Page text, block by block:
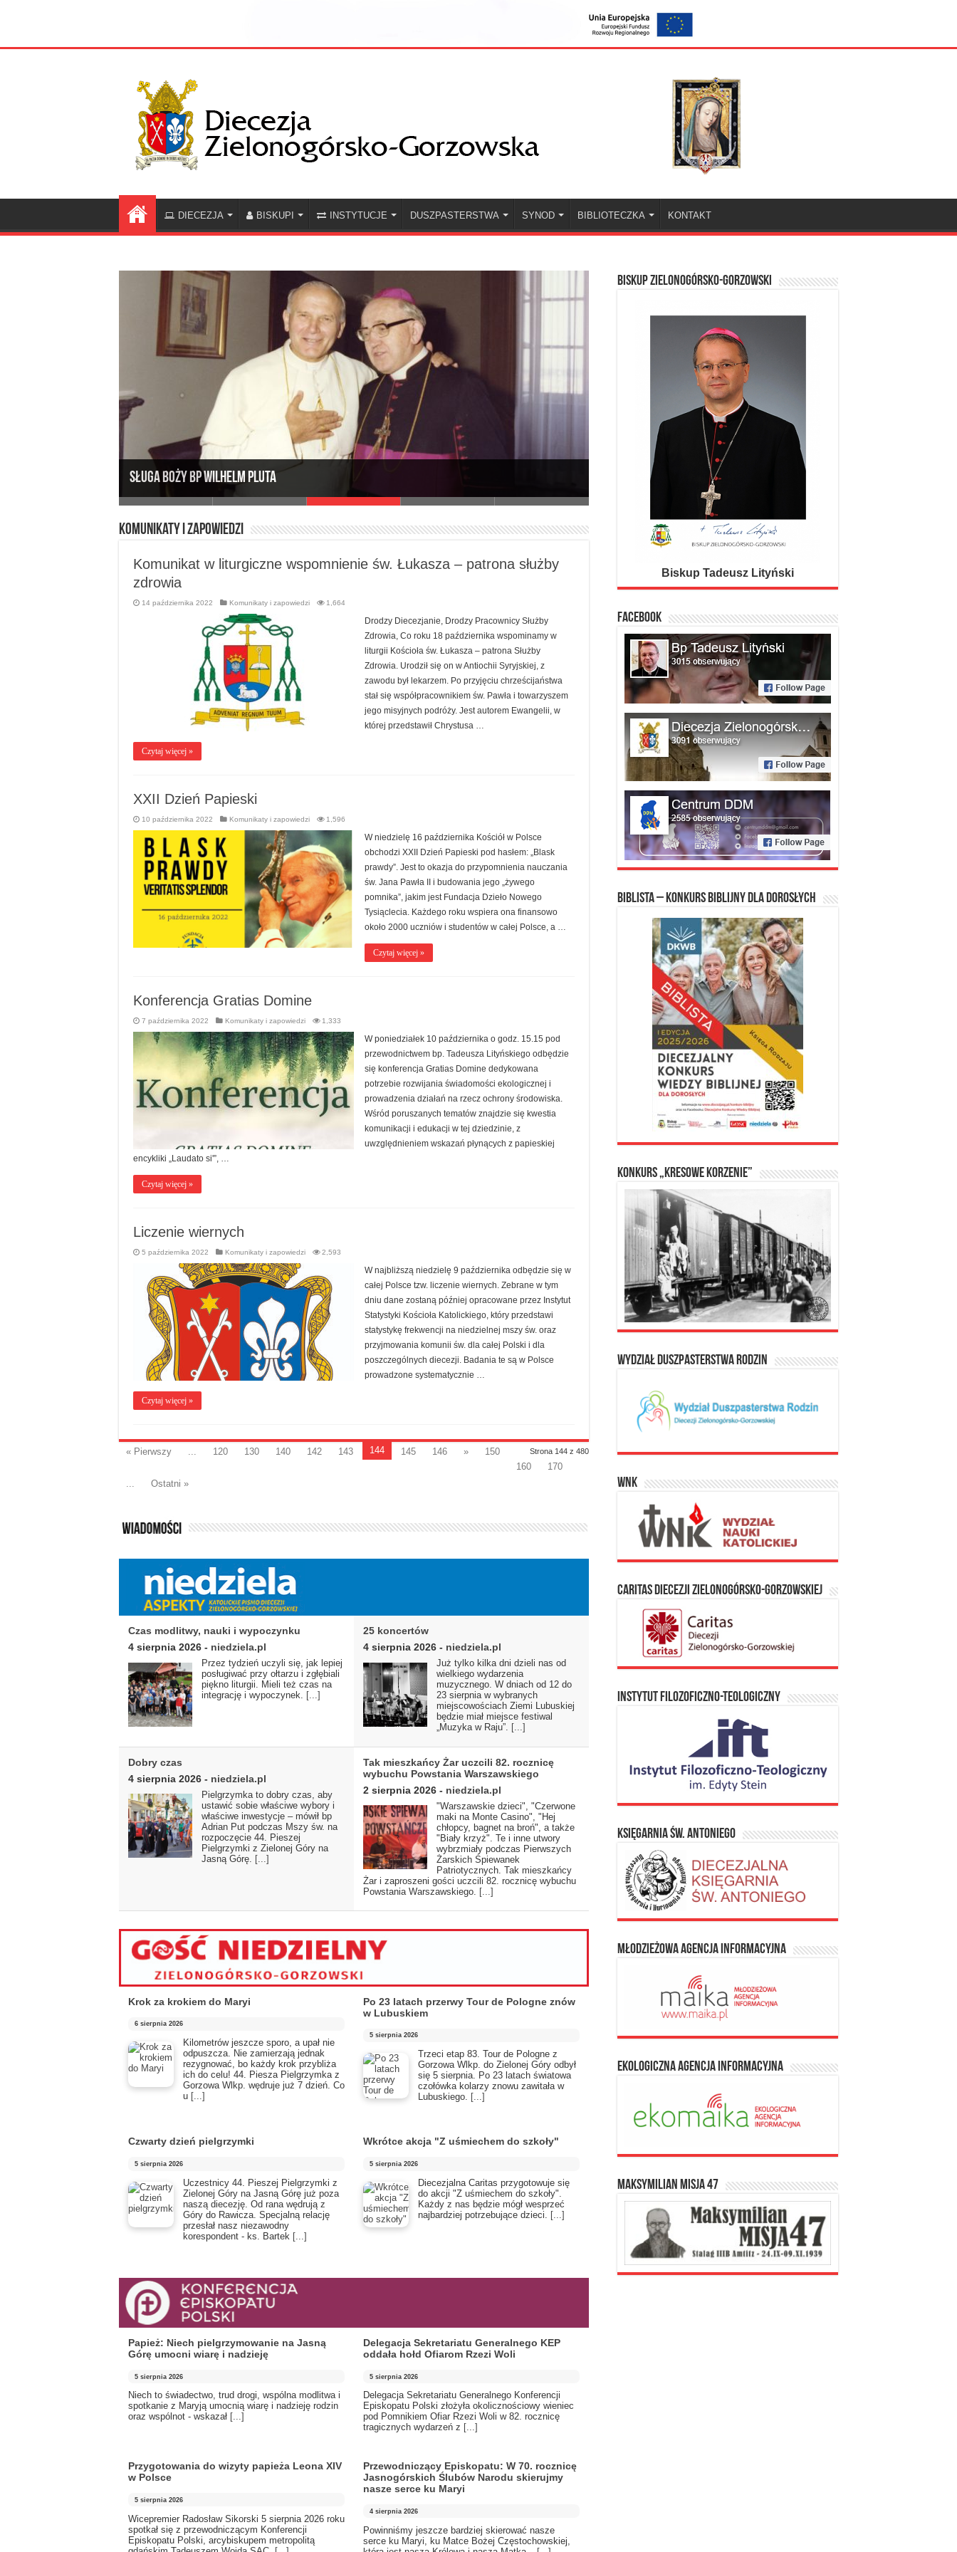
DIECEZJA BISKUPI INSTYTUCJE DUSZPASTERSTWA SYNOD BIBLIOTECZKA KONTAKT
I Synod Diecezji Zielonogórsko-Gorzowskiej
DA PACEM DOMINE IN DIEBUS NOSTRIS
Komunikaty i zapowiedzi
Komunikat w liturgiczne wspomnienie św. Łukasza – patrona służby
zdrowia
14 października 2022 Komunikaty i zapowiedzi 1,664
Drodzy Diecezjanie, Drodzy Pracownicy Służby
Zdrowia, Co roku 18 października wspominamy w
liturgii Kościoła św. Łukasza – patrona Służby
Zdrowia. Urodził się on w Antiochii Syryjskiej, z
zawodu był lekarzem. Po przyjęciu chrześcijaństwa
stał się współpracownikiem św. Pawła i towarzyszem
jego misyjnych podróży. Jest autorem Ewangelii, w
której przedstawił Chrystusa …
Czytaj więcej »
XXII Dzień Papieski
10 października 2022 Komunikaty i zapowiedzi 1,596
W niedzielę 16 października Kościół w Polsce
obchodzi XXII Dzień Papieski pod hasłem: „Blask
prawdy”. Jest to okazja do przypomnienia nauczania
św. Jana Pawła II i budowania jego „żywego
pomnika”, jakim jest Fundacja Dzieło Nowego
Tysiąclecia. Każdego roku wspiera ona finansowo
około 2000 uczniów i studentów w całej Polsce, a …
Czytaj więcej »
Konferencja Gratias Domine
7 października 2022 Komunikaty i zapowiedzi 1,333
W poniedziałek 10 października o godz. 15.15 pod
przewodnictwem bp. Tadeusza Lityńskiego odbędzie
się konferencja Gratias Domine dedykowana
potrzebie rozwijania świadomości ekologicznej i
prowadzenia działań na rzecz ochrony środowiska.
Wśród poruszanych tematów znajdzie się kwestia
komunikacji i edukacji w tej dziedzinie, z
uwzględnieniem wskazań płynących z papieskiej
encykliki „Laudato si'”, …
Czytaj więcej »
Liczenie wiernych
5 października 2022 Komunikaty i zapowiedzi 2,593
W najbliższą niedzielę 9 października odbędzie się w
całej Polsce tzw. liczenie wiernych. Zebrane w tym
dniu dane zostaną później opracowane przez Instytut
Statystyki Kościoła Katolickiego, który przedstawi
statystykę frekwencji na niedzielnej mszy św. oraz
przyjmowania komunii św. dla całej Polski i dla
poszczególnych diecezji. Badania te są w Polsce
prowadzone systematycznie …
Czytaj więcej »
Strona 144 z 480
« Pierwszy ... 120 130 140 142 143 144 145 146 »
150
160
170
...
Ostatni »
Czas modlitwy, nauki i wypoczynku
4 sierpnia 2026 - niedziela.pl
Przez tydzień uczyli się, jak lepiej
posługiwać przy ołtarzu i zgłębiali
piękno liturgii. Mieli też czas na
integrację i wypoczynek. [...]
25 koncertów
4 sierpnia 2026 - niedziela.pl
Już tylko kilka dni dzieli nas od
wielkiego wydarzenia
muzycznego. W dniach od 12 do
23 sierpnia w wybranych
miejscowościach Ziemi Lubuskiej
będzie miał miejsce festiwal
„Muzyka w Raju”. [...]
Dobry czas
4 sierpnia 2026 - niedziela.pl
Pielgrzymka to dobry czas, aby
ustawić sobie właściwe wybory i
właściwe inwestycje – mówił bp
Adrian Put podczas Mszy św. na
rozpoczęcie 44. Pieszej
Pielgrzymki z Zielonej Góry na
Jasną Górę. [...]
Tak mieszkańcy Żar uczcili 82. rocznicę
wybuchu Powstania Warszawskiego
2 sierpnia 2026 - niedziela.pl
"Warszawskie dzieci", "Czerwone
maki na Monte Casino", "Hej
chłopcy, bagnet na broń", a także
"Biały krzyż". Te i inne utwory
wybrzmiały podczas Pierwszych
Żarskich Śpiewanek
Patriotycznych. Tak mieszkańcy
Żar i zaproszeni gości uczcili 82. rocznicę wybuchu
Powstania Warszawskiego. [...]
Krok za krokiem do Maryi
6 sierpnia 2026
Kilometrów jeszcze sporo, a upał nie
odpuszcza. Nie zamierzają jednak
rezygnować, bo każdy krok przybliża
ich do celu! 44. Piesza Pielgrzymka z
Gorzowa Wlkp. wędruje już 7 dzień. Co
u [...]
Po 23 latach przerwy Tour de Pologne znów
w Lubuskiem
5 sierpnia 2026
Trzeci etap 83. Tour de Pologne z
Gorzowa Wlkp. do Zielonej Góry odbył
się 5 sierpnia. Po 23 latach światowa
czołówka kolarzy znowu zawitała w
Lubuskiego.
[...]
Czwarty dzień pielgrzymki
5 sierpnia 2026
Uczestnicy 44. Pieszej Pielgrzymki z
Zielonej Góry na Jasną Górę już poza
naszą diecezję. Od rana wędrują z
Góry do Rawicza. Specjalną relację
przesłał nasz niezawodny
korespondent - ks. Bartek [...]
Wkrótce akcja "Z uśmiechem do szkoły"
5 sierpnia 2026
Diecezjalna Caritas przygotowuje się
do akcji "Z uśmiechem do szkoły".
Każdy z nas będzie mógł wesprzeć
najbardziej potrzebujące dzieci. [...]
Papież: Niech pielgrzymowanie na Jasną
Górę umocni wiarę i nadzieję
5 sierpnia 2026
Niech to świadectwo, trud drogi, wspólna modlitwa i
spotkanie z Maryją umocnią wiarę i nadzieję rodzin
oraz wspólnot - wskazał [...]
Delegacja Sekretariatu Generalnego KEP
oddała hołd Ofiarom Rzezi Woli
5 sierpnia 2026
Delegacja Sekretariatu Generalnego Konferencji
Episkopatu Polski złożyła okolicznościowy wieniec
pod Pomnikiem Ofiar Rzezi Woli w 82. rocznicę
tragicznych wydarzeń z [...]
Przygotowania do wizyty papieża Leona XIV
w Polsce
5 sierpnia 2026
Wicepremier Radosław Sikorski 5 sierpnia 2026 roku
spotkał się z przewodniczącym Konferencji
Episkopatu Polski, arcybiskupem metropolitą
Przewodniczący Episkopatu: W 70. rocznicę
Jasnogórskich Ślubów Narodu skierujmy
nasze serce ku Maryi
4 sierpnia 2026
Powinniśmy jeszcze bardziej skierować nasze
serce ku Maryi, ku Matce Bożej Częstochowskiej,
BISKUP ZIELONOGÓRSKO-GORZOWSKI
Biskup Tadeusz Lityński
FACEBOOK
Biblista – konkurs biblijny dla dorosłych
Konkurs „Kresowe Korzenie”
Wydział Duszpasterstwa Rodzin
WNK
Caritas Diecezji Zielonogórsko-Gorzowskiej
Instytut Filozoficzno-Teologiczny
Księgarnia Św. Antoniego
Młodzieżowa Agencja Informacyjna
Ekologiczna Agencja Informacyjna
Maksymilian Misja 47